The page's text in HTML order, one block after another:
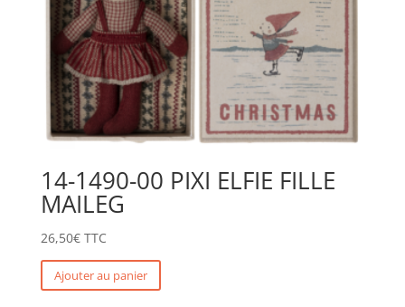
14-1490-00 PIXI ELFIE FILLE
MAILEG
26,50€ TTC
Ajouter au panier